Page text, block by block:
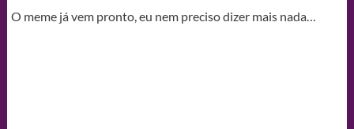
O meme já vem pronto, eu nem preciso dizer mais nada…